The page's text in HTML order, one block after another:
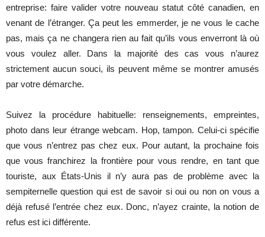
entreprise: faire valider votre nouveau statut côté canadien, en
venant de l’étranger. Ça peut les emmerder, je ne vous le cache
pas, mais ça ne changera rien au fait qu’ils vous enverront là où
vous voulez aller. Dans la majorité des cas vous n’aurez
strictement aucun souci, ils peuvent même se montrer amusés
par votre démarche.
Suivez la procédure habituelle: renseignements, empreintes,
photo dans leur étrange webcam. Hop, tampon. Celui-ci spécifie
que vous n’entrez pas chez eux. Pour autant, la prochaine fois
que vous franchirez la frontière pour vous rendre, en tant que
touriste, aux États-Unis il n’y aura pas de problème avec la
sempiternelle question qui est de savoir si oui ou non on vous a
déjà refusé l’entrée chez eux. Donc, n’ayez crainte, la notion de
refus est ici différente.